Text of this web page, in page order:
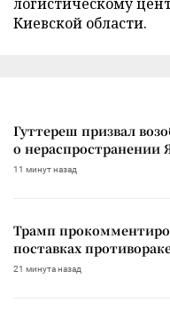
Киевской области.
Гуттереш призвал
о нераспространении
11 минут назад
Трамп
поставках
21 минута назад